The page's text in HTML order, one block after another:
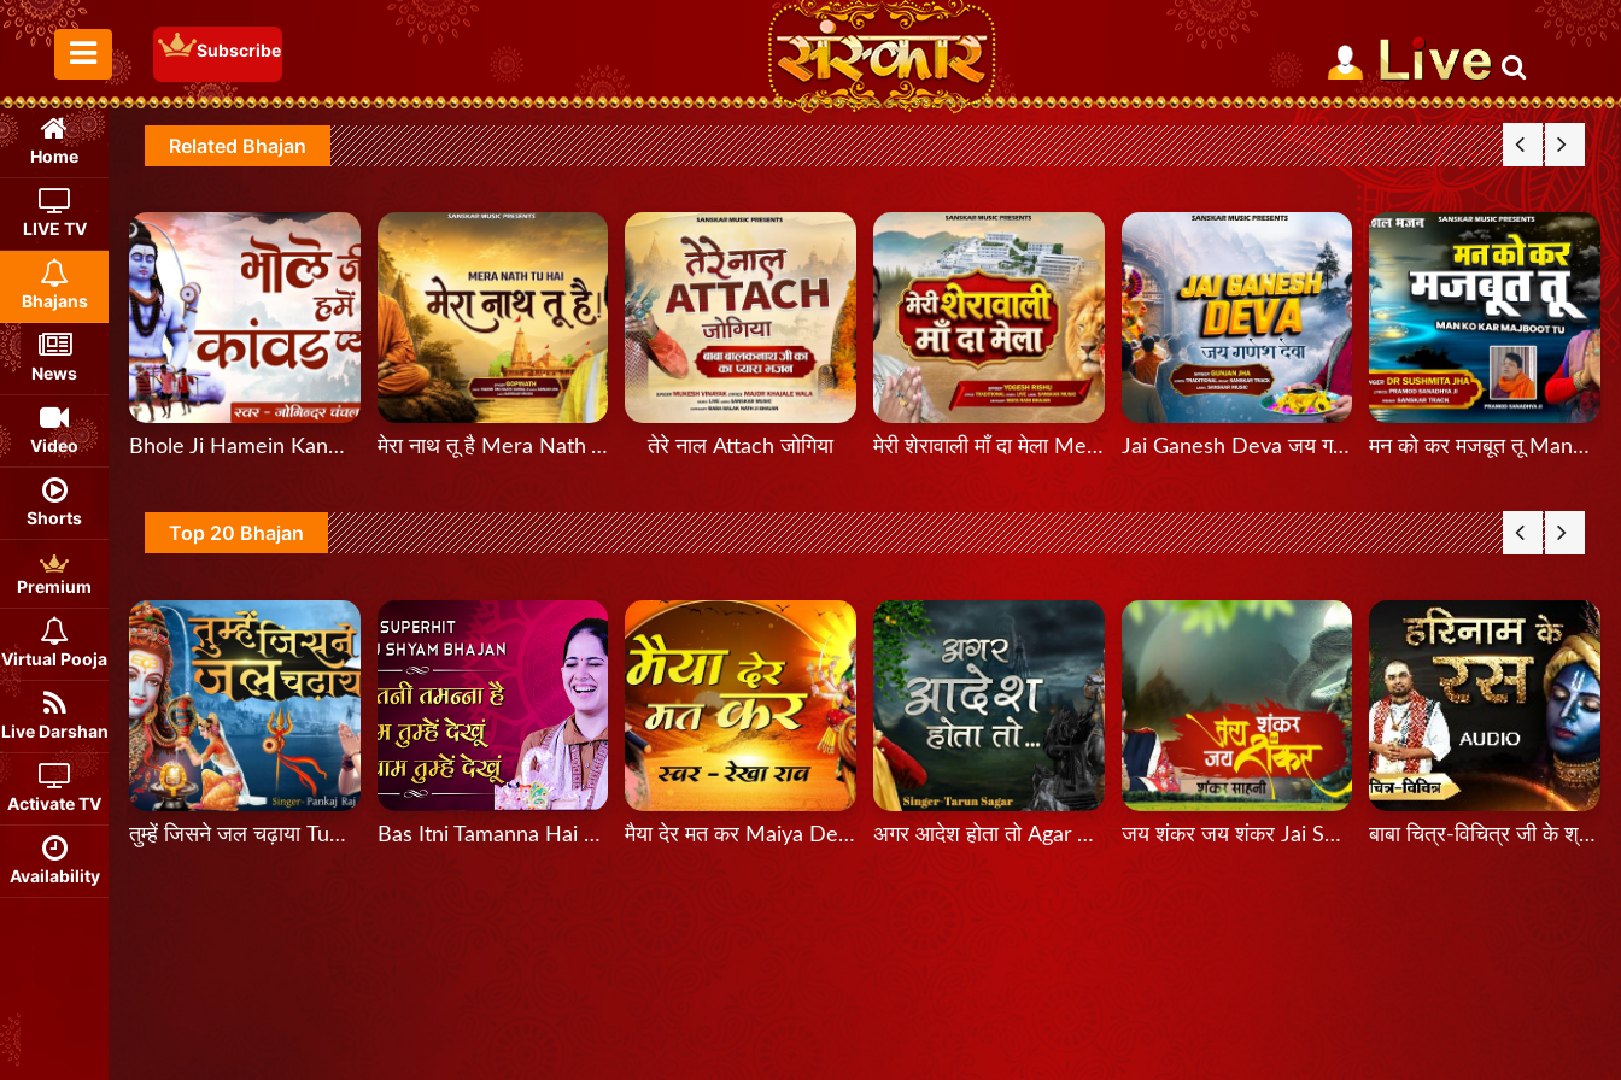
Toggle Menu
Subscribe
Home
LIVE TV
Bhajans
News
Video
Shorts
Premium
Virtual Pooja
Live Darshan
Activate TV
Availability
Related Bhajan
Bhole Ji Hamein Kanwad Pyari Hai भोले जी हमें कांवड़ प्यारी है मेरा नाथ तू है Mera Nath Tu Hai तेरे नाल Attach जोगिया मेरी शेरावाली माँ दा मेला Meri Sherawali Maa Da Mela Jai Ganesh Deva जय गणेश देवा मन को कर मजबूत तू Mann Ko Kar Majboot Tu
Top 20 Bhajan
तुम्हें जिसने जल चढ़ाया Tumhein Jisne Jal Chadhaya Bas Itni Tamanna Hai - Jaya Kishori मैया देर मत कर Maiya Der Mat Kar अगर आदेश होता तो Agar Aadesh Hota To जय शंकर जय शंकर Jai Shankar Jai Shankar बाबा चित्र-विचित्र जी के श्री मुख से श्रवण कीजिए श्रीकृष्ण का यह भजन...हरिनाम के रस...latest Bhajan